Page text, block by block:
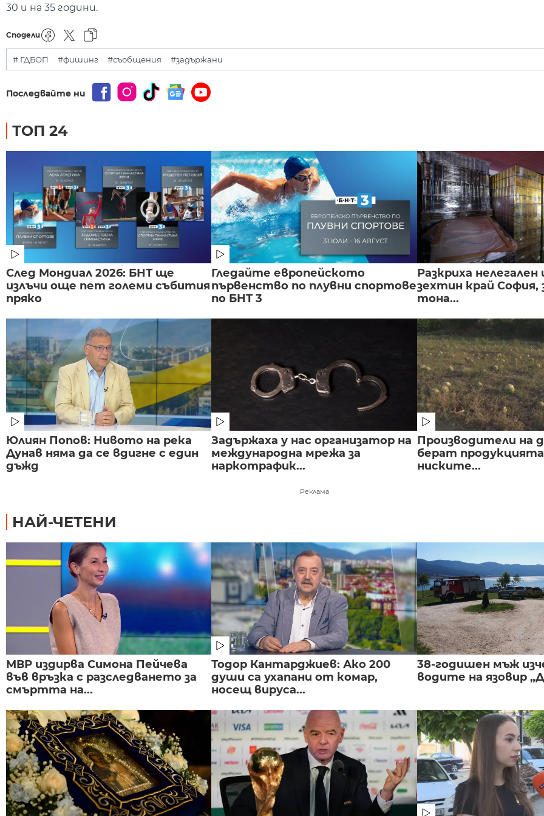
30 и на 35 години.
Сподели
# ГДБОП #фишинг #съобщения #задържани
Последвайте ни
ТОП 24
След Мондиал 2026: БНТ ще
излъчи още пет големи събития
пряко
Гледайте европейското
първенство по плувни спортове
по БНТ 3
Разкриха нелегален
зехтин край София,
тона...
Юлиян Попов: Нивото на река
Дунав няма да се вдигне с един
дъжд
Задържаха у нас организатор на
международна мрежа за
наркотрафик...
Производители на
берат продукцията
ниските...
Реклама
НАЙ-ЧЕТЕНИ
МВР издирва Симона Пейчева
във връзка с разследването за
смъртта на...
Тодор Кантарджиев: Ако 200
души са ухапани от комар,
носещ вируса...
38-годишен мъж
водите на язовир